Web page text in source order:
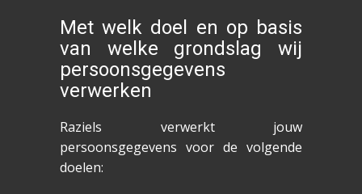
Met welk doel en op basis
van welke grondslag wij
persoonsgegevens
verwerken
Raziels verwerkt jouw
persoonsgegevens voor de volgende
doelen: